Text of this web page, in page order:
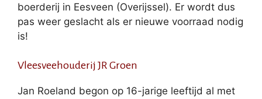
boerderij in Eesveen (Overijssel). Er wordt dus
pas weer geslacht als er nieuwe voorraad nodig
is!
Vleesveehouderij JR Groen
Jan Roeland begon op 16-jarige leeftijd al met